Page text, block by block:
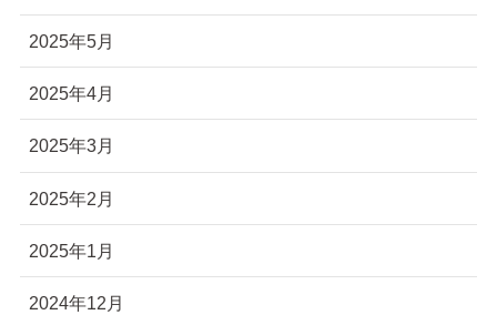
2025年5月
2025年4月
2025年3月
2025年2月
2025年1月
2024年12月